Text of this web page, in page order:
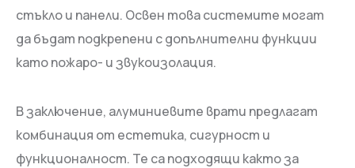
стъкло и панели. Освен това системите могат
да бъдат подкрепени с допълнителни функции
като пожаро- и звукоизолация.
В заключение, алуминиевите врати предлагат
комбинация от естетика, сигурност и
функционалност. Те са подходящи както за